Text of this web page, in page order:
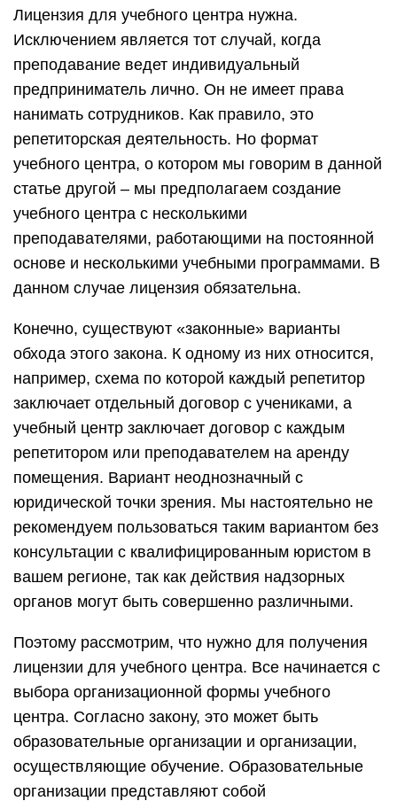
Лицензия для учебного центра нужна.
Исключением является тот случай, когда
преподавание ведет индивидуальный
предприниматель лично. Он не имеет права
нанимать сотрудников. Как правило, это
репетиторская деятельность. Но формат
учебного центра, о котором мы говорим в данной
статье другой – мы предполагаем создание
учебного центра с несколькими
преподавателями, работающими на постоянной
основе и несколькими учебными программами. В
данном случае лицензия обязательна.
Конечно, существуют «законные» варианты
обхода этого закона. К одному из них относится,
например, схема по которой каждый репетитор
заключает отдельный договор с учениками, а
учебный центр заключает договор с каждым
репетитором или преподавателем на аренду
помещения. Вариант неоднозначный с
юридической точки зрения. Мы настоятельно не
рекомендуем пользоваться таким вариантом без
консультации с квалифицированным юристом в
вашем регионе, так как действия надзорных
органов могут быть совершенно различными.
Поэтому рассмотрим, что нужно для получения
лицензии для учебного центра. Все начинается с
выбора организационной формы учебного
центра. Согласно закону, это может быть
образовательные организации и организации,
осуществляющие обучение. Образовательные
организации представляют собой